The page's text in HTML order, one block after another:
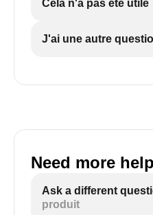
Cela n'a pas été utile
J'ai une autre
Need more
Ask a different
produit